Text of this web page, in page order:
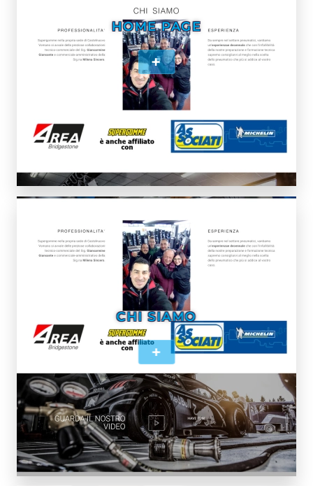
HOME PAGE
+
CHI SIAMO
+